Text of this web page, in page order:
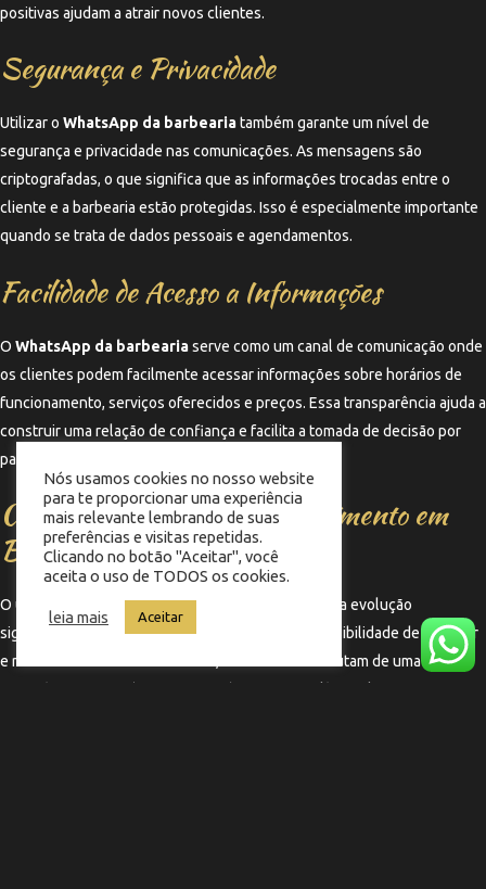
positivas ajudam a atrair novos clientes.
Segurança e Privacidade
Utilizar o WhatsApp da barbeariatambém garante um nível de
segurança e privacidade nas comunicações. As mensagens são
criptografadas, o que significa que as informações trocadas entre o
cliente e a barbearia estão protegidas. Isso é especialmente importante
quando se trata de dados pessoais e agendamentos.
Facilidade de Acesso a Informações
O WhatsApp da barbeariaserve como um canal de comunicação onde
os clientes podem facilmente acessar informações sobre horários de
funcionamento, serviços oferecidos e preços. Essa transparência ajuda a
construir uma relação de confiança e facilita a tomada de decisão por
parte do cliente.
Conclusão: O Futuro do Atendimento em
Barbearias
O uso do WhatsApp da barbearia
representa uma evolução
significativa no atendimento ao cliente. Com a possibilidade de agendar
e renovar a barba com facilidade, os clientes desfrutam de uma
Nós usamos cookies no nosso website
para te proporcionar uma experiência
mais relevante lembrando de suas
preferências e visitas repetidas.
Clicando no botão "Aceitar", você
aceita o uso de TODOS os cookies.
leia mais Aceitar